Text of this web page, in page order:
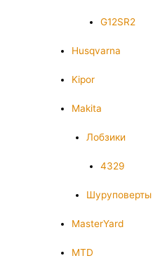
G12SR2
Husqvarna
Kipor
Makita
Лобзики
4329
Шуруповерты
MasterYard
MTD